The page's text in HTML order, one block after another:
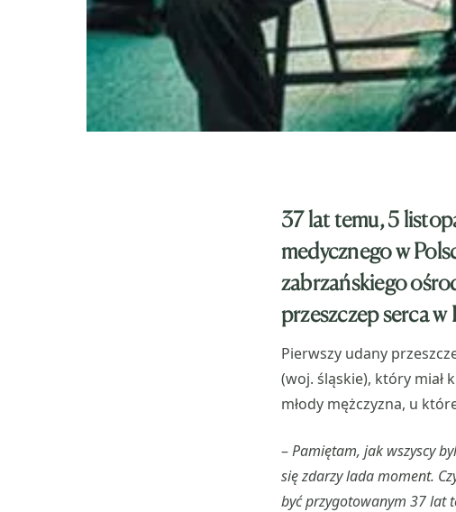
37 lat temu, 5
medycznego w
zabrzańskiego
przeszczep serca w
Pierwszy udany
(woj. śląskie), który miał
młody mężczyzna, u
–Pamiętam, jak wszyscy
się zdarzy lada moment.
być przygotowanym 37 lat